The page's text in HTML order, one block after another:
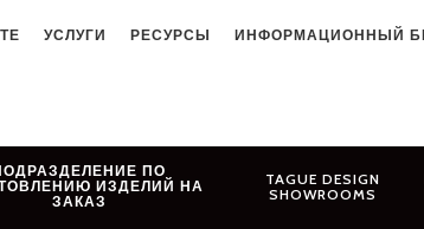
УСЛУГИ РЕСУРСЫ ИНФОРМАЦИОННЫЙ
ПО
ИЗДЕЛИЙ НА
ЗАКАЗ
TAGUE DESIGN
SHOWROOMS